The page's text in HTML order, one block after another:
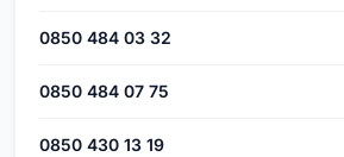
0850 484 03 32
0850 484 07 75
0850 430 13 19